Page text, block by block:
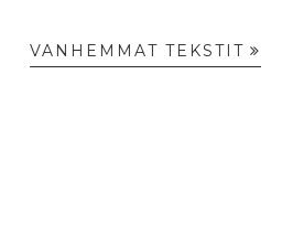
VANHEMMAT TEKSTIT